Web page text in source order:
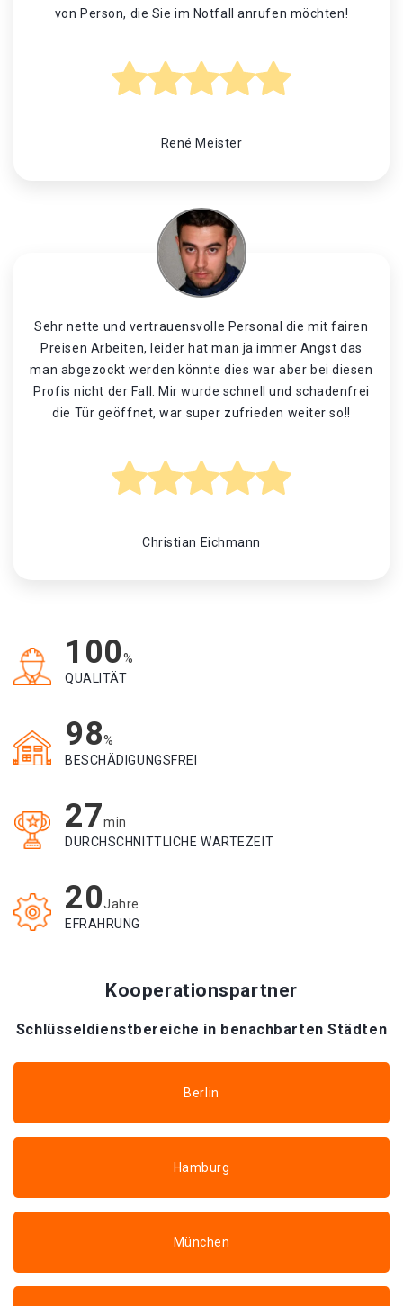
von Person, die Sie im Notfall anrufen möchten!
René Meister
Sehr nette und vertrauensvolle Personal die mit fairen
Preisen Arbeiten, leider hat man ja immer Angst das
man abgezockt werden könnte dies war aber bei diesen
Profis nicht der Fall. Mir wurde schnell und schadenfrei
die Tür geöffnet, war super zufrieden weiter so!!
Christian Eichmann
100%
QUALITÄT
98%
BESCHÄDIGUNGSFREI
27min
DURCHSCHNITTLICHE WARTEZEIT
20Jahre
EFRAHRUNG
Kooperationspartner
Schlüsseldienstbereiche in benachbarten Städten
Berlin
Hamburg
München